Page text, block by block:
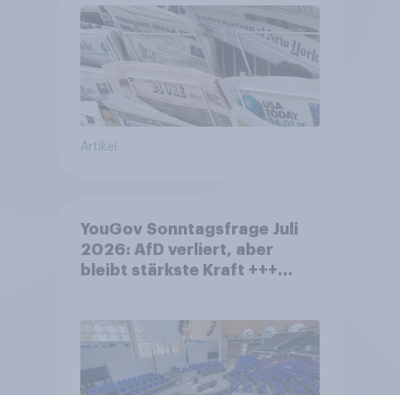
Artikel
YouGov Sonntagsfrage Juli
2026: AfD verliert, aber
bleibt stärkste Kraft +++